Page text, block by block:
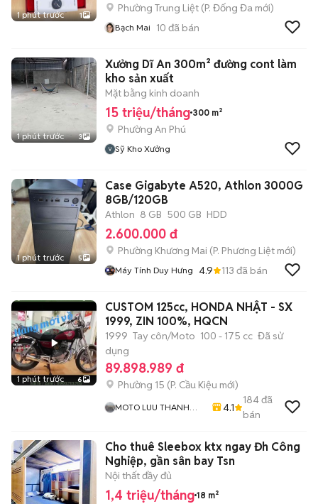
1 phút trước 1
Phường Trung Liệt (P. Đống Đa mới)
Bạch Mai 10 đã bán
1 phút trước 3
Xưởng Dĩ An 300m² đường cont làm
kho sản xuất
Mặt bằng kinh doanh
15 triệu/tháng 300 m²
Phường An Phú
Sỹ Kho Xưởng
1 phút trước 5
Case Gigabyte A520, Athlon 3000G
8GB/120GB
Athlon 8 GB 500 GB HDD
2.600.000 đ
Phường Khương Mai (P. Phương Liệt mới)
Máy Tính Duy Hưng 4.9 113 đã bán
1 phút trước 6
CUSTOM 125cc, HONDA NHẬT - SX
1999, ZIN 100%, HQCN
1999 Tay côn/Moto 100 - 175 cc Đã sử
dụng
89.898.989 đ
Phường 15 (P. Cầu Kiệu mới)
MOTO LUU THANH
Hoang Van Thu , PN ,
TPHCM
4.1
184đã
bán
Cho thuê Sleebox ktx ngay Đh Công
Nghiệp, gần sân bay Tsn
Nội thất đầy đủ
1,4 triệu/tháng 18 m²